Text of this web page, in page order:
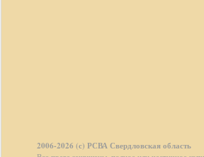
2006-2026 (с) РСВА Свердловская область